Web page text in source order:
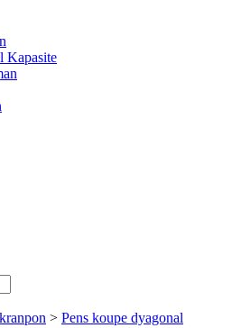
Kapasite
> Pens koupe dyagonal